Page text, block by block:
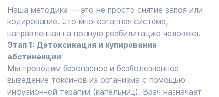
Наша методика — это не просто снятие запоя или
кодирование. Это многоэтапная система,
направленная на полную реабилитацию человека.
Этап 1: Детоксикация и купирование
абстиненции
Мы проводим безопасное и безболезненное
выведение токсинов из организма с помощью
инфузионной терапии (капельниц). Врач назначает